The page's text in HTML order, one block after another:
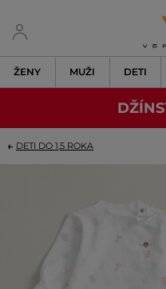
ŽENY MUŽI DETI
DETI DO 1,5 ROKA